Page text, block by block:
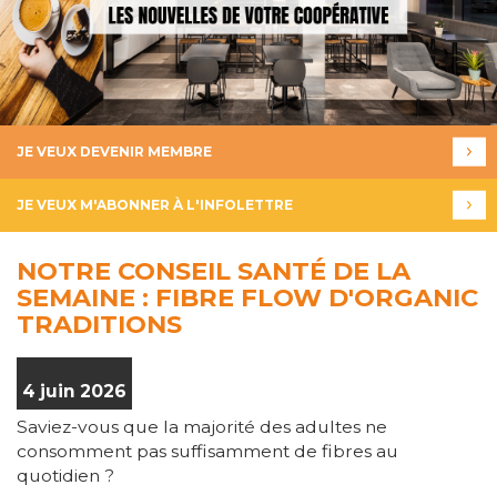
JE VEUX DEVENIR MEMBRE
JE VEUX M'ABONNER À L'INFOLETTRE
NOTRE CONSEIL SANTÉ DE LA
SEMAINE : FIBRE FLOW D'ORGANIC
TRADITIONS
4 juin 2026
Saviez-vous que la majorité des adultes ne
consomment pas suffisamment de fibres au
quotidien ?